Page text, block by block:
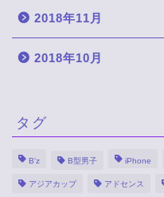
2018年11月
2018年10月
タグ
B'z B型男子 iPhone
アジアカップ アドセンス